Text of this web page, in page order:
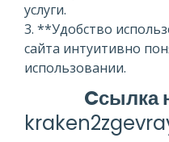
услуги.
3. **Удобство
сайта интуитивно
использовании.
Cсылка